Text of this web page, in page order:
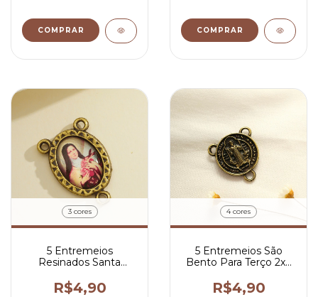
COMPRAR COMPRAR
3 cores
5 Entremeios
Resinados Santa
2x1,5 cm
R$4,90
4 cores
5 Entremeios São
Bento Para Terço 2x2
R$4,90